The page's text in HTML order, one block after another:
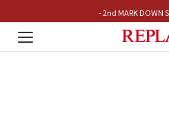
- 2nd MARK DOWN
Toggle